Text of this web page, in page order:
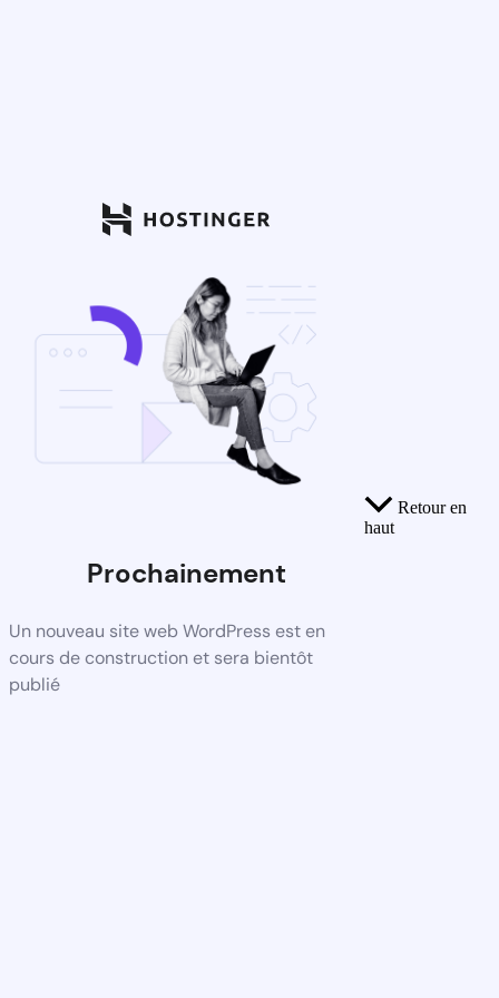
Prochainement
Un nouveau site web WordPress est en
cours de construction et sera bientôt
publié
Retour en
haut